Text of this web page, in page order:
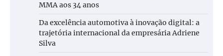
MMA aos 34 anos
Da excelência automotiva à inovação digital: a
trajetória internacional da empresária Adriene
Silva